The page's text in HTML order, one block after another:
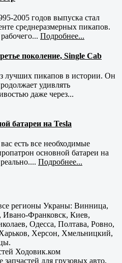
2005 годов выпуска стал
среднеразмерных пикапов.
Подробнее...
поколение, Single Cab
лучших пикапов в истории. Он
удивлять
даже через...
батареи на Tesla
есть все необходимые
основной батареи на
Подробнее...
регионы Украны: Винница,
Франковск, Киев,
Одесса, Полтава, Ровно,
Херсон, Хмельницкий,
Ходовик.ком
для грузовых авто,